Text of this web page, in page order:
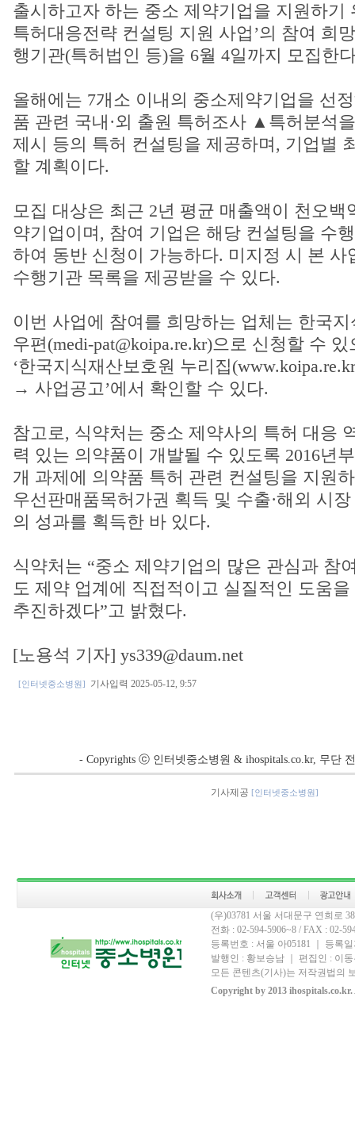
출시하고자 하는 중소 제약기업을 지원하기
특허대응전략 컨설팅 지원 사업’의 참여 희
행기관(특허법인 등)을 6월 4일까지 모집한
올해에는 7개소 이내의 중소제약기업을 선
품 관련 국내·외 출원 특허조사 ▲특허분석
제시 등의 특허 컨설팅을 제공하며, 기업별
할 계획이다.
모집 대상은 최근 2년 평균 매출액이 천오백
약기업이며, 참여 기업은 해당 컨설팅을 수
하여 동반 신청이 가능하다. 미지정 시 본 사
수행기관 목록을 제공받을 수 있다.
이번 사업에 참여를 희망하는 업체는 한국
우편(medi-pat@koipa.re.kr)으로 신청할 수
‘한국지식재산보호원 누리집
→ 사업공고’에서 확인할 수 있다.
참고로, 식약처는 중소 제약사의 특허 대응
력 있는 의약품이 개발될 수 있도록 2016년
개 과제에 의약품 특허 관련 컨설팅을 지원
우선판매품목허가권 획득 및 수출·해외 시
의 성과를 획득한 바 있다.
식약처는 “중소 제약기업의 많은 관심과 참
도 제약 업계에 직접적이고 실질적인 도움
추진하겠다”고 밝혔다.
[노용석 기자] ys339@daum.net
[인터넷중소병원] 기사입력 2025-05-12, 9:57
- Copyrights ⓒ 인터넷중소병원 & ihospitals.co.kr, 무단
기사제공 [인터넷중소병원]
(우)03781 서울 서대문구 연희로
전화 : 02-594-5906~8 / FAX : 02-
등록번호 : 서울 아05181 ｜ 등록
발행인 : 황보승남 ｜ 편집인 : 이
모든 콘텐츠(기사)는 저작권법의
Copyright by 2013 ihospitals.co.kr.